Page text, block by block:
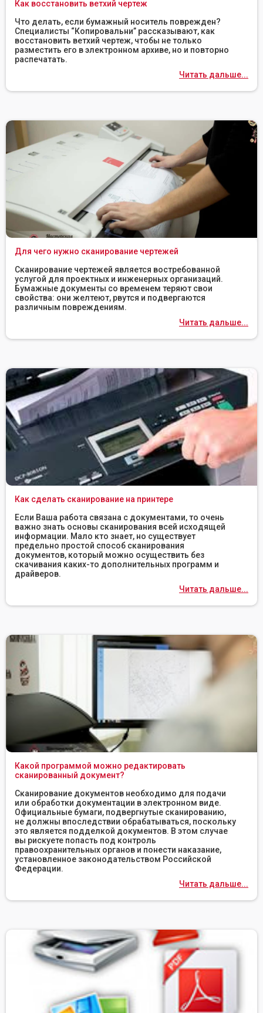
Как восстановить ветхий чертеж
Что делать, если бумажный носитель поврежден?
Специалисты “Копировальни” рассказывают, как
восстановить ветхий чертеж, чтобы не только
разместить его в электронном архиве, но и повторно
распечатать.
Читать дальше...
Для чего нужно сканирование чертежей
Сканирование чертежей является востребованной
услугой для проектных и инженерных организаций.
Бумажные документы со временем теряют свои
свойства: они желтеют, рвутся и подвергаются
различным повреждениям.
Читать дальше...
Как сделать сканирование на принтере
Если Ваша работа связана с документами, то очень
важно знать основы сканирования всей исходящей
информации. Мало кто знает, но существует
предельно простой способ сканирования
документов, который можно осуществить без
скачивания каких-то дополнительных программ и
драйверов.
Читать дальше...
Какой программой можно редактировать
сканированный документ?
Сканирование документов необходимо для подачи
или обработки документации в электронном виде.
Официальные бумаги, подвергнутые сканированию,
не должны впоследствии обрабатываться, поскольку
это является подделкой документов. В этом случае
вы рискуете попасть под контроль
правоохранительных органов и понести наказание,
установленное законодательством Российской
Федерации.
Читать дальше...